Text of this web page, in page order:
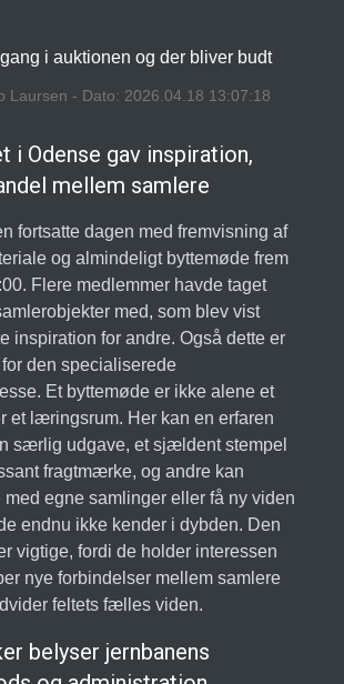
i auktionen og der bliver budt
Laursen - Dato: 2026.04.18 13:07:18
i Odense gav inspiration,
mellem samlere
fortsatte dagen med fremvisning af
og almindeligt byttemøde frem
Flere medlemmer havde taget
med, som blev vist
inspiration for andre. Også dette er
den specialiserede
Et byttemøde er ikke alene et
et læringsrum. Her kan en erfaren
særlig udgave, et sjældent stempel
fragtmærke, og andre kan
egne samlinger eller få ny viden
endnu ikke kender i dybden. Den
vigtige, fordi de holder interessen
nye forbindelser mellem samlere
feltets fælles viden.
belyser jernbanens